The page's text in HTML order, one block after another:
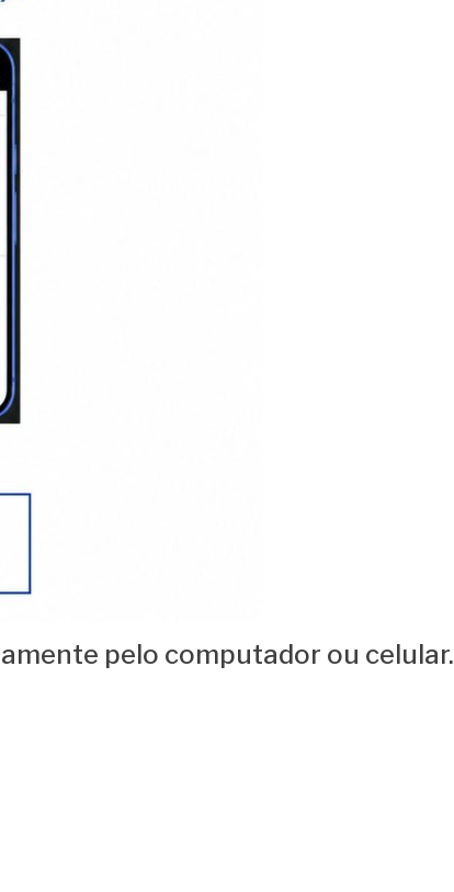
pelo computador ou celular.